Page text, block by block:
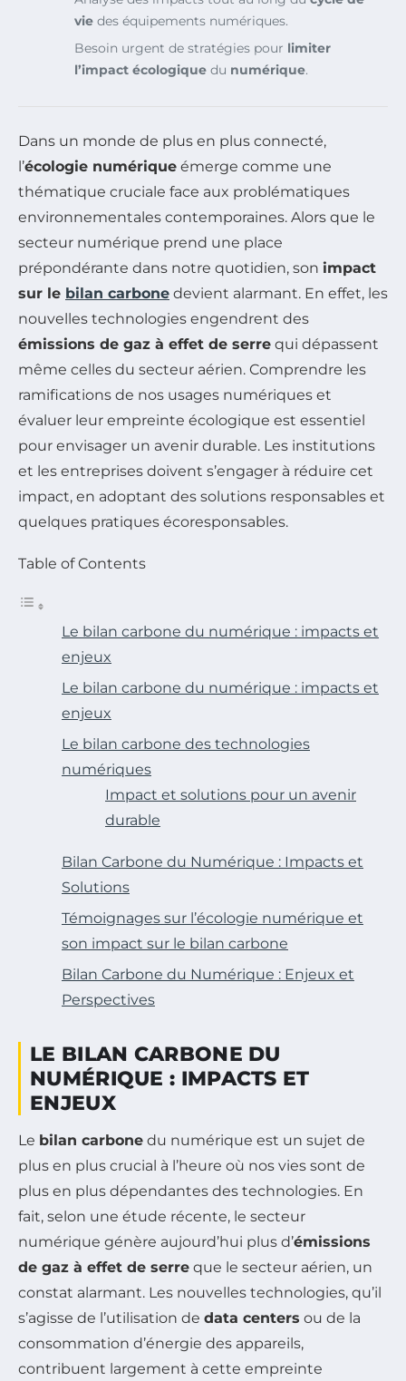
vie des équipements numériques.
Besoin urgent de stratégies pour limiter
l’impact écologique du numérique.
Dans un monde de plus en plus connecté,
l’écologie numérique émerge comme une
thématique cruciale face aux problématiques
environnementales contemporaines. Alors que le
secteur numérique prend une place
prépondérante dans notre quotidien, son impact
sur le bilan carbone devient alarmant. En effet, les
nouvelles technologies engendrent des
émissions de gaz à effet de serre qui dépassent
même celles du secteur aérien. Comprendre les
ramifications de nos usages numériques et
évaluer leur empreinte écologique est essentiel
pour envisager un avenir durable. Les institutions
et les entreprises doivent s’engager à réduire cet
impact, en adoptant des solutions responsables et
quelques pratiques écoresponsables.
Table of Contents
Le bilan carbone du numérique : impacts et
enjeux
Le bilan carbone du numérique : impacts et
enjeux
Le bilan carbone des technologies
numériques
Impact et solutions pour un avenir
durable
Bilan Carbone du Numérique : Impacts et
Solutions
Témoignages sur l’écologie numérique et
son impact sur le bilan carbone
Bilan Carbone du Numérique : Enjeux et
Perspectives
LE BILAN CARBONE DU
NUMÉRIQUE : IMPACTS ET
ENJEUX
Le bilan carbone du numérique est un sujet de
plus en plus crucial à l’heure où nos vies sont de
plus en plus dépendantes des technologies. En
fait, selon une étude récente, le secteur
numérique génère aujourd’hui plus d’émissions
de gaz à effet de serre que le secteur aérien, un
constat alarmant. Les nouvelles technologies, qu’il
s’agisse de l’utilisation de data centers ou de la
consommation d’énergie des appareils,
contribuent largement à cette empreinte